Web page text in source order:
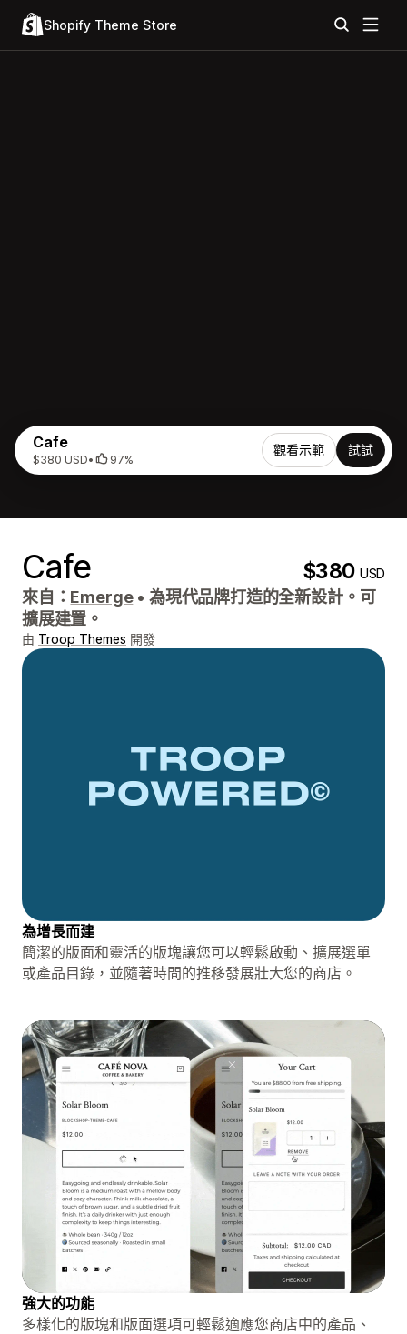
Shopify Theme Store
Cafe
$380 USD• 97%
觀看示範 試試
Cafe $380USD
來自： Emerge • 為現代品牌打造的全新設計。可
擴展建置。
由 Troop Themes 開發
為增長而建
簡潔的版面和靈活的版塊讓您可以輕鬆啟動、擴展選單
或產品目錄，並隨著時間的推移發展壯大您的商店。
強大的功能
多樣化的版塊和版面選項可輕鬆適應您商店中的產品、